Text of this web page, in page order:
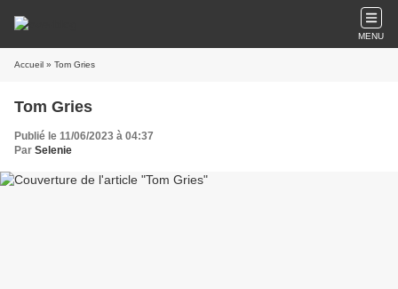
MENU
Accueil » Tom Gries
Tom Gries
Publié le 11/06/2023 à 04:37
Par Selenie